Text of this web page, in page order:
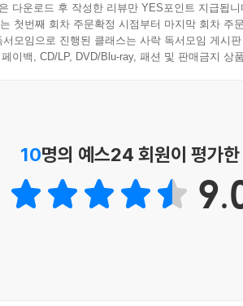
으로 올바른 행동을 취한 결과로 돈이 모
프로젝트와 중국 민주화의 역설 등을 예
르거 호텔 사례를 통해 공동체주의가 신자
티를 이루는 주체인 ‘개인’을 마르쿠스
고 있다. 가령 사람들로 하여금 새로운
다운로드 후 작성한 리뷰만 YES포인트 지급됩니
첫번째 회차 주문확정 시점부터 마지막 회차 주
서모임으로 진행된 클래스는 사락 독서모임 게시
이백, CD/LP, DVD/Blu-ray, 패션 및 판매금지 상
10명의 예스24 회원이 평가